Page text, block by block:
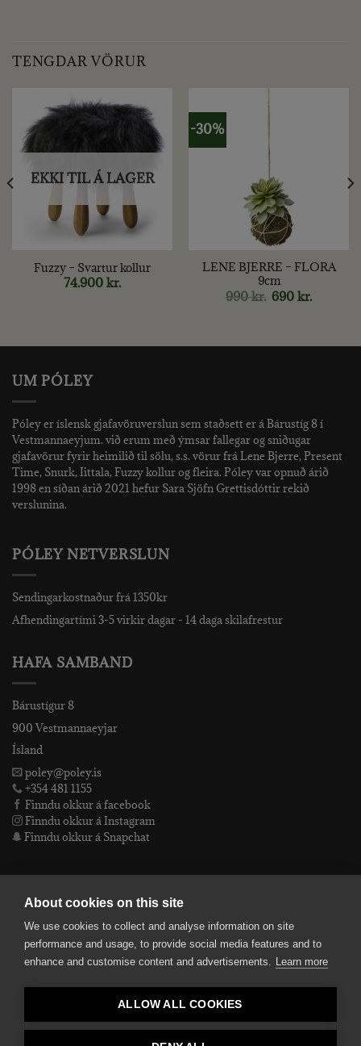
TENGDAR VÖRUR
EKKI TIL Á LAGER
Fuzzy – Svartur kollur
74.900 kr.
-30%
LENE BJERRE – FLORA
9cm
990kr. Original
price
690kr.
price
UM PÓLEY
Póley er íslensk gjafavöruverslun sem staðsett er á Bárustíg 8 í
Vestmannaeyjum. við erum með ýmsar fallegar og sniðugar
gjafavörur fyrir heimilið til sölu, s.s. vörur frá Lene Bjerre, Present
Time, Snurk, Iittala, Fuzzy kollur og fleira. Póley var opnuð árið
1998 en síðan árið 2021 hefur Sara Sjöfn Grettisdóttir rekið
verslunina.
PÓLEY NETVERSLUN
Sendingarkostnaður frá 1350kr
Afhendingartími 3-5 virkir dagar - 14 daga skilafrestur
HAFA SAMBAND
Bárustígur 8
900 Vestmannaeyjar
Ísland
poley@poley.is
+354 481 1155
Finndu okkur á facebook
Finndu okkur á Instagram
Finndu okkur á Snapchat
Póley ehf
kt: 4905072480
smelltu hér fyrir Lógóið okkar í fullri upplausn
Bankaupplýsingar
About cookies on this site
We use cookies to collect and analyse information on site
performance and usage, to provide social media features and to
enhance and customise content and advertisements. Learn more
ALLOW ALL COOKIES